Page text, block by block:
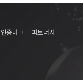
인증마크
파트너사